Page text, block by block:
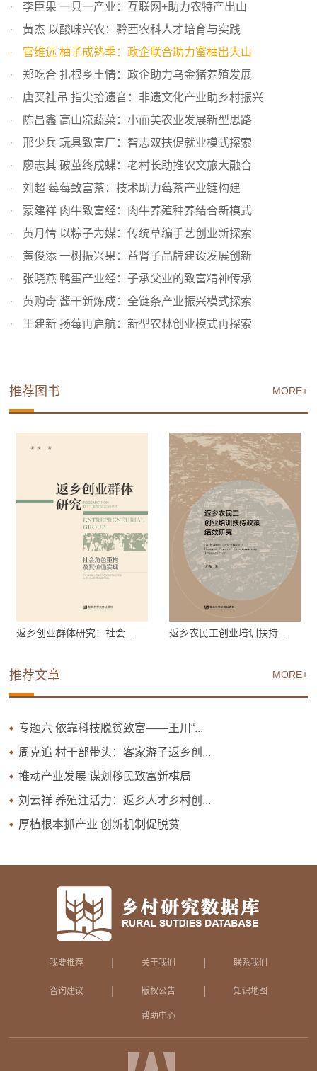
李臣果 一县一产业：互联网+助力农特产出山
黄杰 以酸味兴农：黔西农科人才培育与实践
官维远 柚子成熟季：政企联合助力蜜柚出大山
郑吃合 扎根乡土情：政企助力乌金猪养殖发展
唐买社吊 指尖拾遗音：非遗文化产业助乡村振兴
陈昌鑫 高山凉蔬菜：小而美农业发展新型思路
邢少兵 玩具致富厂：智志双扶促就业模式探索
廖志其 破茧终成蝶：老村长助推农文旅大融合
刘超 莓莓致富茶：技术助力莓茶产业链构建
蒙建祥 肉牛致富经：肉牛养殖种养结合新模式
黄月情 以粽子为媒：传统草编手艺创业新探索
黄俊添 一树振兴果：益肾子品牌建设发展创新
张晓燕 鸭蛋产业经：子承父业的致富精神传承
黄购奇 酱干新炼成：全链条产业振兴模式探索
王建新 扬莓再启航：新型农林创业模式再探索
MORE+
推荐图书
返乡创业群体研究：社会... 返乡农民工创业培训扶持...
MORE+
推荐文章
专题六 依靠科技脱贫致富——王川“...
周克追 村干部带头：客家游子返乡创...
推动产业发展 谋划移民致富新棋局
刘云祥 养殖注活力：返乡人才乡村创...
厚植根本抓产业 创新机制促脱贫
我要推荐 关于我们 联系我们
咨询建议 版权公告 知识地图
帮助中心